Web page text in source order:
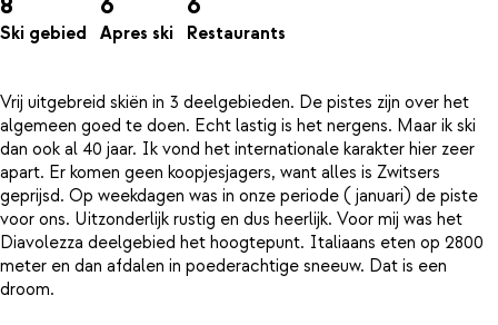
Ski gebied Apres ski Restaurants
Vrij uitgebreid skiën in 3 deelgebieden. De pistes zijn over het
algemeen goed te doen. Echt lastig is het nergens. Maar ik ski
dan ook al 40 jaar. Ik vond het internationale karakter hier zeer
apart. Er komen geen koopjesjagers, want alles is Zwitsers
geprijsd. Op weekdagen was in onze periode ( januari) de piste
voor ons. Uitzonderlijk rustig en dus heerlijk. Voor mij was het
Diavolezza deelgebied het hoogtepunt. Italiaans eten op 2800
meter en dan afdalen in poederachtige sneeuw. Dat is een